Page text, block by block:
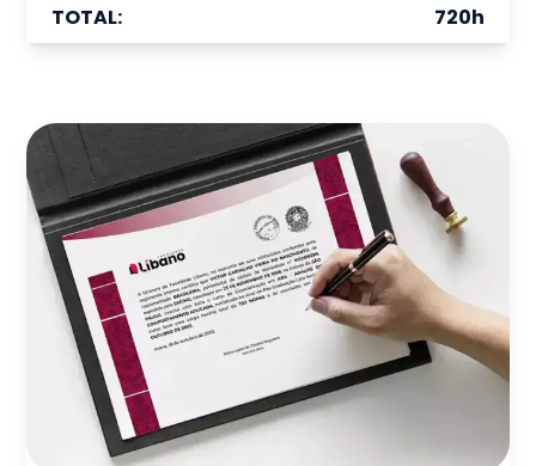
TOTAL: 720h